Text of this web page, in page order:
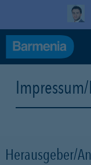
Herausgeber/